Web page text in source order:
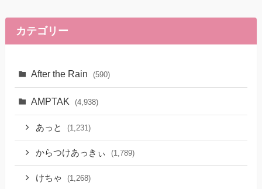
カテゴリー
After the Rain (590)
AMPTAK (4,938)
あっと (1,231)
からつけあっきぃ (1,789)
けちゃ (1,268)